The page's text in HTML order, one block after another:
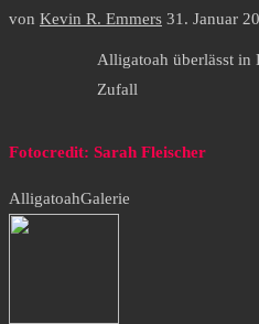
von Kevin R. Emmers 31. Januar
Alligatoah überlässt in
Zufall
Fotocredit: Sarah Fleischer
AlligatoahGalerie